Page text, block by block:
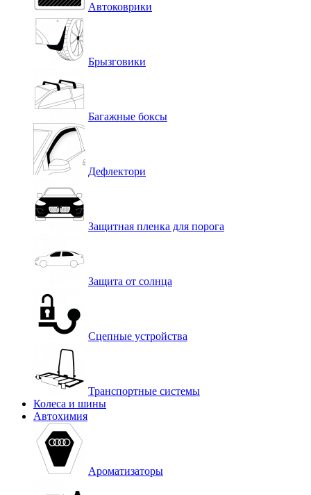
Автоковрики
Брызговики
Багажные боксы
Дефлектори
Защитная пленка для порога
Защита от солнца
Сцепные устройства
Транспортные системы
Колеса и шины
Автохимия
Ароматизаторы